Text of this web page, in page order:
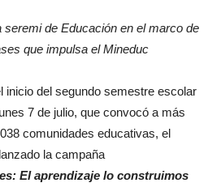
de Educación en el marco de
que impulsa el Mineduc
inicio del segundo semestre escolar
7 de julio, que convocó a más
comunidades educativas, el
la campaña
El aprendizaje lo construimos